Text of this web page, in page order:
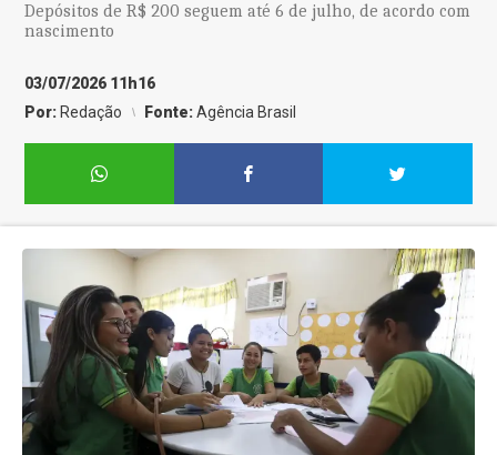
Depósitos de R$ 200 seguem até 6 de julho, de acordo com
nascimento
03/07/2026 11h16
Por: Redação Fonte:Agência Brasil